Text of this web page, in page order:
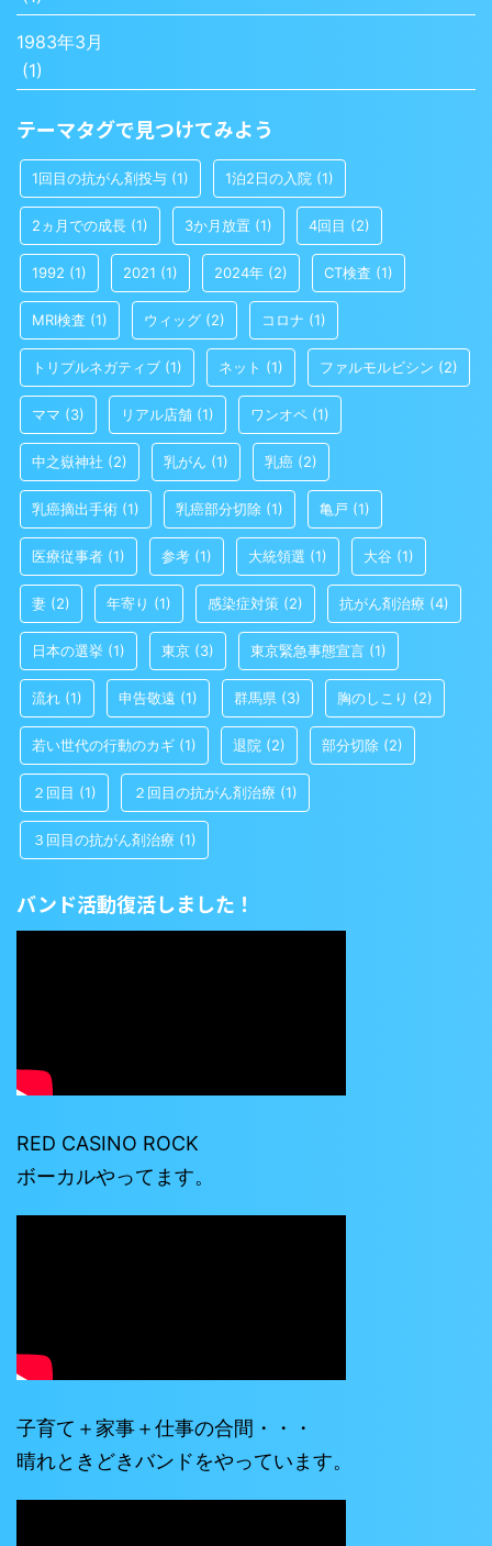
1983年3月
(1)
テーマタグで見つけてみよう
1回目の抗がん剤投与 (1) 1泊2日の入院 (1)
2ヵ月での成長 (1) 3か月放置 (1) 4回目 (2)
1992 (1) 2021 (1) 2024年 (2) CT検査 (1)
MRI検査 (1) ウィッグ (2) コロナ (1)
トリプルネガティブ (1) ネット (1) ファルモルビシン (2)
ママ (3) リアル店舗 (1) ワンオペ (1)
中之嶽神社 (2) 乳がん (1) 乳癌 (2)
乳癌摘出手術 (1) 乳癌部分切除 (1) 亀戸 (1)
医療従事者 (1) 参考 (1) 大統領選 (1) 大谷 (1)
妻 (2) 年寄り (1) 感染症対策 (2) 抗がん剤治療 (4)
日本の選挙 (1) 東京 (3) 東京緊急事態宣言 (1)
流れ (1) 申告敬遠 (1) 群馬県 (3) 胸のしこり (2)
若い世代の行動のカギ (1) 退院 (2) 部分切除 (2)
２回目 (1) ２回目の抗がん剤治療 (1)
３回目の抗がん剤治療 (1)
バンド活動復活しました！
RED CASINO ROCK
ボーカルやってます。
子育て＋家事＋仕事の合間・・・
晴れときどきバンドをやっています。